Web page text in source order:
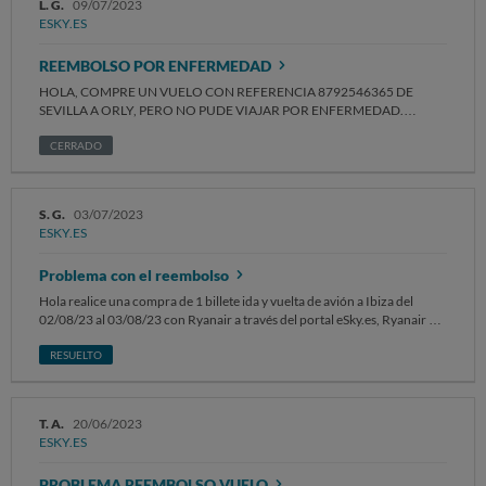
L. G. 09/07/2023
ESKY.ES
REEMBOLSO POR ENFERMEDAD
HOLA, COMPRE UN VUELO CON REFERENCIA 8792546365 DE
SEVILLA A ORLY, PERO NO PUDE VIAJAR POR ENFERMEDAD.
UNA DIRECCIÓN QUE ME INDIQUEN.
CERRADO
S. G. 03/07/2023
ESKY.ES
Problema con el reembolso
Hola realice una compra de 1 billete ida y vuelta de avión a Ibiza del
02/08/23 al 03/08/23 con Ryanair a través del portal eSky.es, Ryanair me
empresa externa no autorizada y no me permite recuperar el vuelo. Yo
RESUELTO
T. A. 20/06/2023
ESKY.ES